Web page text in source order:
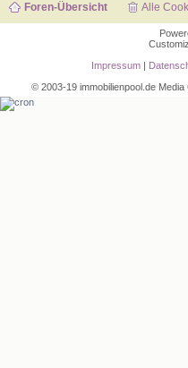
Foren-Übersicht Alle
Impressum
© 2003-19 immobilienpool.de